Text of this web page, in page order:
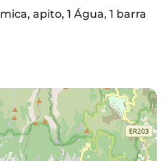
apito, 1 Água, 1 barra